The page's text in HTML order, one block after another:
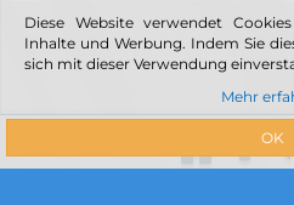
Diese Website verwendet
Inhalte und Werbung. Indem Sie
sich mit dieser Verwendung
Mehr
OK